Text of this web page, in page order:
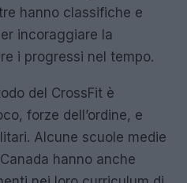
hanno classifiche e
incoraggiare la
i progressi nel tempo.
del CrossFit è
forze dell’ordine, e
Alcune scuole medie
hanno anche